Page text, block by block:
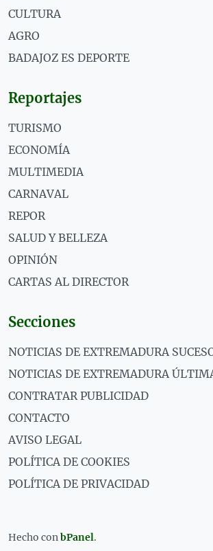
CULTURA
AGRO
BADAJOZ ES DEPORTE
Reportajes
TURISMO
ECONOMÍA
MULTIMEDIA
CARNAVAL
REPOR
SALUD Y BELLEZA
OPINIÓN
CARTAS AL DIRECTOR
Secciones
NOTICIAS DE EXTREMADURA
NOTICIAS DE EXTREMADURA
CONTRATAR PUBLICIDAD
CONTACTO
AVISO LEGAL
POLÍTICA DE COOKIES
POLÍTICA DE PRIVACIDAD
Hecho conbPanel.